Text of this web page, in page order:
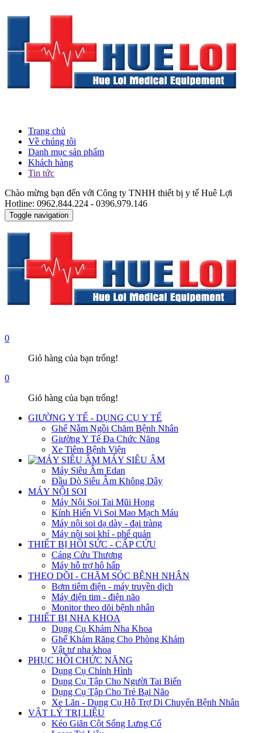
Trang chủ
Về chúng tôi
Danh mục sản phẩm
Khách hàng
Tin tức
Chào mừng bạn đến với Công ty TNHH thiết bị y tế Huê Lợi
Hotline: 0962.844.224 - 0396.979.146
Toggle navigation
0
Giỏ hàng của bạn trống!
0
Giỏ hàng của bạn trống!
GIƯỜNG Y TẾ - DỤNG CỤ Y TẾ
Ghế Nằm Ngồi Chăm Bệnh Nhân
Giường Y Tế Đa Chức Năng
Xe Tiêm Bệnh Viện
MÁY SIÊU ÂM
Máy Siêu Âm Edan
Đầu Dò Siêu Âm Không Dây
MÁY NỘI SOI
Máy Nội Soi Tai Mũi Họng
Kính Hiển Vi Soi Mao Mạch Máu
Máy nội soi dạ dày - đại tràng
Máy nội soi khí - phế quản
THIẾT BỊ HỒI SỨC - CẤP CỨU
Cáng Cứu Thương
Máy hỗ trợ hô hấp
THEO DÕI - CHĂM SÓC BỆNH NHÂN
Bơm tiêm điện - máy truyền dịch
Máy điện tim - điện não
Monitor theo dõi bệnh nhân
THIẾT BỊ NHA KHOA
Dụng Cụ Khám Nha Khoa
Ghế Khám Răng Cho Phòng Khám
Vật tư nha khoa
PHỤC HỒI CHỨC NĂNG
Dụng Cụ Chỉnh Hình
Dụng Cụ Tập Cho Người Tai Biến
Dụng Cụ Tập Cho Trẻ Bại Não
Xe Lăn - Dụng Cụ Hỗ Trợ Di Chuyển Bệnh Nhân
VẬT LÝ TRỊ LIỆU
Kéo Giãn Cột Sống Lưng Cổ